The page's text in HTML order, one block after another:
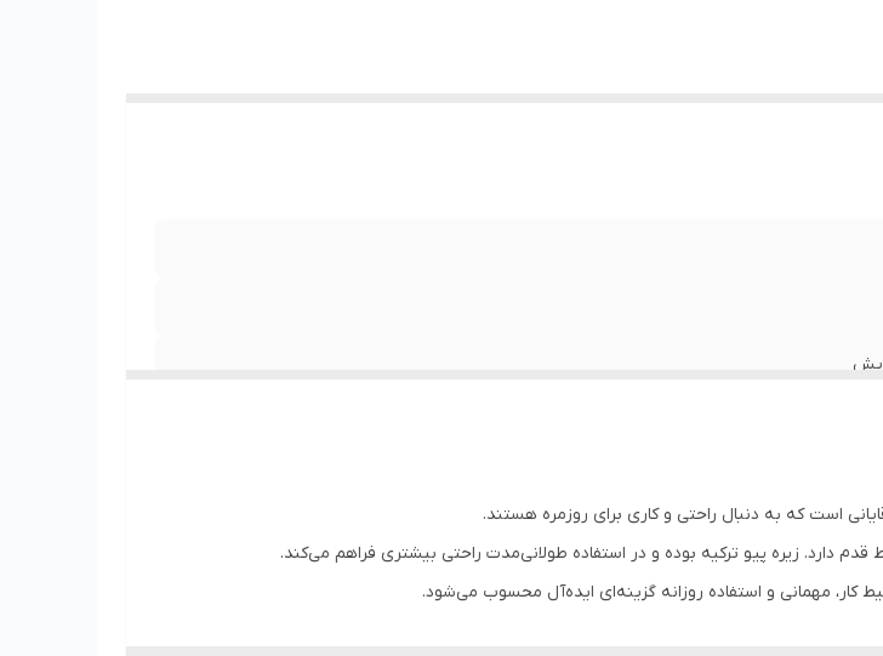
زیره‌ پیو ترکیه بوده و در استفاده طولانی‌مدت راحتی بیشتری فراهم می‌کند.
مهمانی و استفاده روزانه گزینه‌ای ایده‌آل محسوب می‌شود.